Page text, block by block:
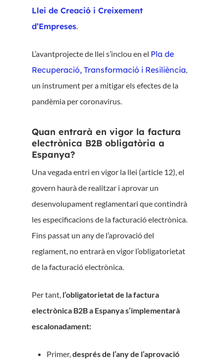
Llei de Creació i Creixement
d’Empreses.
L’avantprojecte de llei s’inclou en el Pla de
Recuperació, Transformació i Resiliència,
un instrument per a mitigar els efectes de la
pandèmia per coronavirus.
Quan entrarà en vigor la factura
electrònica B2B obligatòria a
Espanya?
Una vegada entri en vigor la llei (article 12), el
govern haurà de realitzar i aprovar un
desenvolupament reglamentari que contindrà
les especificacions de la facturació electrònica.
Fins passat un any de l’aprovació del
reglament, no entrarà en vigor l’obligatorietat
de la facturació electrònica.
Per tant, l’obligatorietat de la factura
electrònica B2B a Espanya s’implementarà
escalonadament:
Primer,després de l’any de l’aprovació